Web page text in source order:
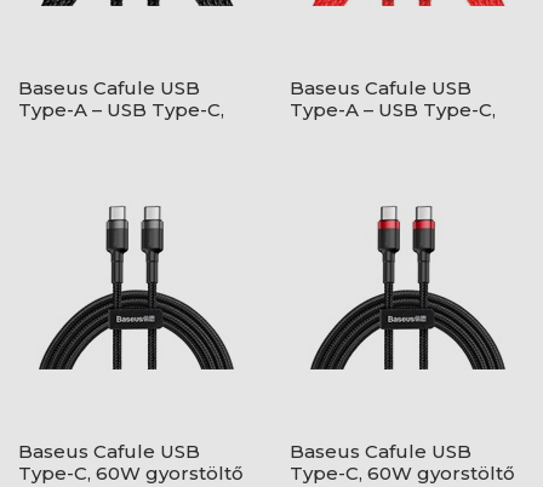
Baseus Cafule USB
Type-A – USB Type-C,
Baseus Cafule USB
Type-A – USB Type-C,
Baseus Cafule USB
Type-C, 60W gyorstöltő
Baseus Cafule USB
Type-C, 60W gyorstöltő